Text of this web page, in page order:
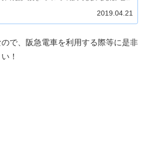
2019.04.21
で、阪急電車を利用する際等に是非
！